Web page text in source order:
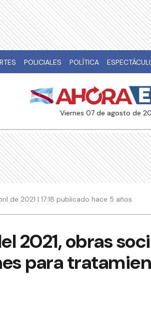
POLICIALES POLÍTICA
viernes 07 de agosto de
de 2021 | 17:18 publicado hace 5 años
2021, obras
para